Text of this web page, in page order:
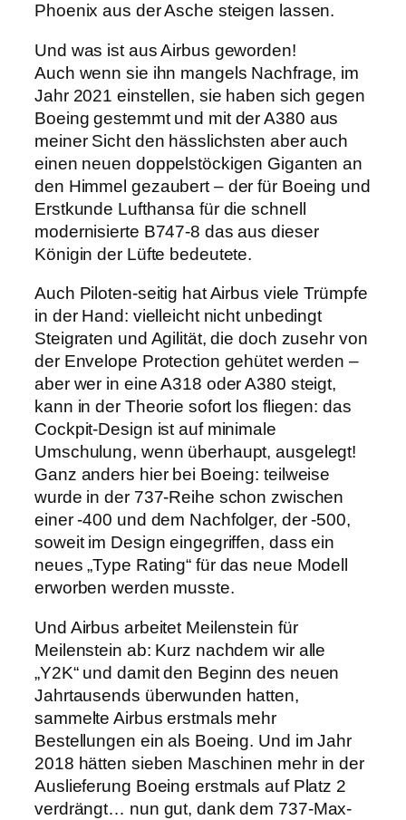
Phoenix aus der Asche steigen lassen.
Und was ist aus Airbus geworden!
Auch wenn sie ihn mangels Nachfrage, im
Jahr 2021 einstellen, sie haben sich gegen
Boeing gestemmt und mit der A380 aus
meiner Sicht den hässlichsten aber auch
einen neuen doppelstöckigen Giganten an
den Himmel gezaubert – der für Boeing und
Erstkunde Lufthansa für die schnell
modernisierte B747-8 das aus dieser
Königin der Lüfte bedeutete.
Auch Piloten-seitig hat Airbus viele Trümpfe
in der Hand: vielleicht nicht unbedingt
Steigraten und Agilität, die doch zusehr von
der Envelope Protection gehütet werden –
aber wer in eine A318 oder A380 steigt,
kann in der Theorie sofort los fliegen: das
Cockpit-Design ist auf minimale
Umschulung, wenn überhaupt, ausgelegt!
Ganz anders hier bei Boeing: teilweise
wurde in der 737-Reihe schon zwischen
einer -400 und dem Nachfolger, der -500,
soweit im Design eingegriffen, dass ein
neues „Type Rating“ für das neue Modell
erworben werden musste.
Und Airbus arbeitet Meilenstein für
Meilenstein ab: Kurz nachdem wir alle
„Y2K“ und damit den Beginn des neuen
Jahrtausends überwunden hatten,
sammelte Airbus erstmals mehr
Bestellungen ein als Boeing. Und im Jahr
2018 hätten sieben Maschinen mehr in der
Auslieferung Boeing erstmals auf Platz 2
verdrängt… nun gut, dank dem 737-Max-